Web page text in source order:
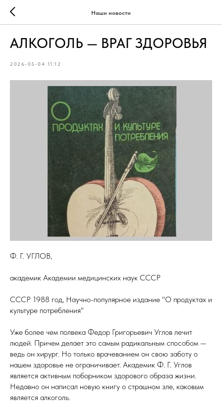
Наши новости
АЛКОГОЛЬ — ВРАГ ЗДОРОВЬЯ
2026-05-04 11:12
Ф. Г. УГЛОВ,
академик Академии медицинских наук СССР
СССР 1988 год, Научно-популярное издание "О продуктах и
культуре потребления"
Уже более чем полвека Федор Григорьевич Углов лечит
людей. Причем делает это самым радикальным способом —
ведь он хирург. Но только врачеванием он свою заботу о
нашем здоровье не ограничивает. Академик Ф. Г. Углов
является активным поборником здорового образа жизни.
Недавно он написал новую книгу о страшном зле, каковым
является алкоголь.